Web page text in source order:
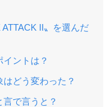
II〟を選んだ
ントは？
どう変わった？
で言うと？